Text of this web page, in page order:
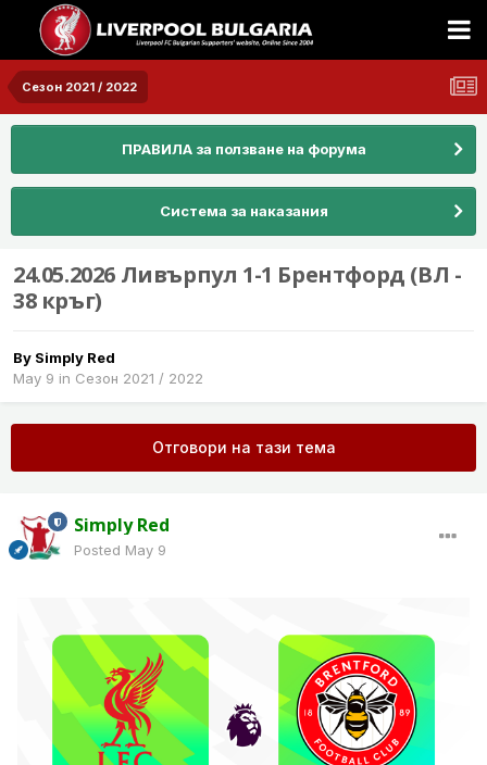
Сезон 2021 / 2022
ПРАВИЛА за ползване на форума
Система за наказания
24.05.2026 Ливърпул 1-1 Брентфорд (ВЛ -
38 кръг)
By Simply Red
May 9 in Сезон 2021 / 2022
Отговори на тази тема
Simply Red
Posted May 9